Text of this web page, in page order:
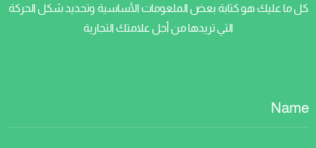
كل ما عليك هو كتابة بعض الملعومات الأساسية وتحديد شكل الحركة
التي تريدها من أجل علامتك التجارية
Name